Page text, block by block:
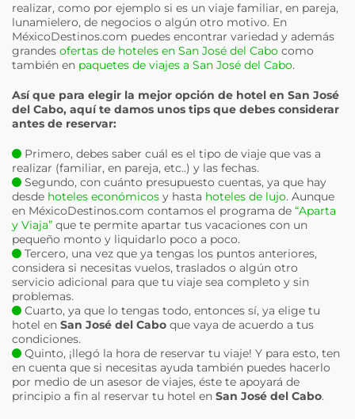
realizar, como por ejemplo si es un viaje familiar, en pareja,
lunamielero, de negocios o algún otro motivo. En
MéxicoDestinos.com puedes encontrar variedad y además
grandes ofertas de hoteles en San José del Cabo como
también en paquetes de viajes a San José del Cabo.
Así que para elegir la mejor opción de hotel en San José
del Cabo, aquí te damos unos tips que debes considerar
antes de reservar:
Primero, debes saber cuál es el tipo de viaje que vas a
realizar (familiar, en pareja, etc..) y las fechas.
Segundo, con cuánto presupuesto cuentas, ya que hay
desde hoteles económicos y hasta hoteles de lujo. Aunque
en MéxicoDestinos.com contamos el programa de “Aparta
y Viaja” que te permite apartar tus vacaciones con un
pequeño monto y liquidarlo poco a poco.
Tercero, una vez que ya tengas los puntos anteriores,
considera si necesitas vuelos, traslados o algún otro
servicio adicional para que tu viaje sea completo y sin
problemas.
Cuarto, ya que lo tengas todo, entonces sí, ya elige tu
hotel en San José del Cabo que vaya de acuerdo a tus
condiciones.
Quinto, ¡llegó la hora de reservar tu viaje! Y para esto, ten
en cuenta que si necesitas ayuda también puedes hacerlo
por medio de un asesor de viajes, éste te apoyará de
principio a fin al reservar tu hotel en San José del Cabo.